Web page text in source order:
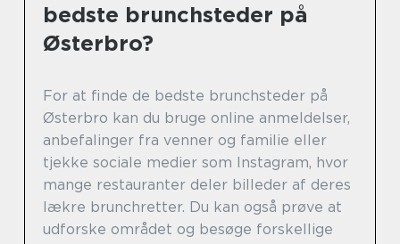
bedste brunchsteder på
Østerbro?
For at finde de bedste brunchsteder på
Østerbro kan du bruge online anmeldelser,
anbefalinger fra venner og familie eller
tjekke sociale medier som Instagram, hvor
mange restauranter deler billeder af deres
lækre brunchretter. Du kan også prøve at
udforske området og besøge forskellige